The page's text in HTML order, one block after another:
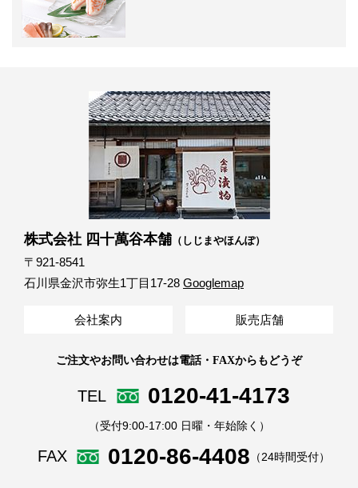
株式会社 四十萬谷本舗 （しじまやほんぽ）
〒921-8541
石川県金沢市弥生1丁目17-28 Googlemap
会社案内 販売店舗
ご注文やお問い合わせは電話・FAXからもどうぞ
TEL 0120-41-4173
（受付9:00-17:00 日曜・年始除く）
FAX 0120-86-4408 （24時間受付）